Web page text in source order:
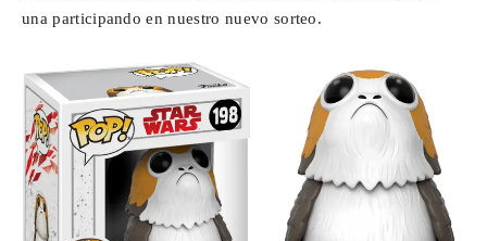
una participando en nuestro nuevo sorteo.